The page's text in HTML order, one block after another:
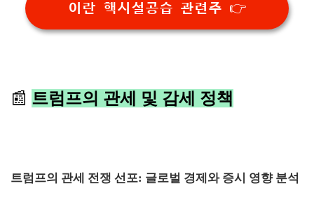
이란 핵시설공습 관련주 👉
📰 트럼프의 관세 및 감세 정책
트럼프의 관세 전쟁 선포: 글로벌 경제와 증시 영향 분석